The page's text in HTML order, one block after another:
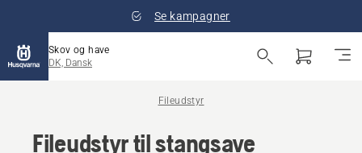
Se kampagner
Skov og have
DK, Dansk
Fileudstyr
Fileudstyr til stangsave